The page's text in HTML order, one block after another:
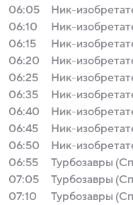
06:05
Ник-
06:10
Ник-
06:15
Ник-
06:20
Ник-
06:25
Ник-
06:35
Ник-
06:40
Ник-
06:45
Ник-
06:50
Ник-
06:55
Турбозавры
07:05
Турбозавры
07:10
Турбозавры